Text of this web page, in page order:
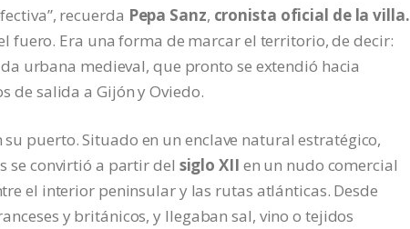
recuerda Pepa Sanz, cronista oficial de la villa.
fuero. Era una forma de marcar el territorio, de decir:
urbana medieval, que pronto se extendió hacia
de salida a Gijón y Oviedo.
puerto. Situado en un enclave natural estratégico,
se convirtió a partir del siglo XII en un nudo comercial
el interior peninsular y las rutas atlánticas. Desde
y británicos, y llegaban sal, vino o tejidos